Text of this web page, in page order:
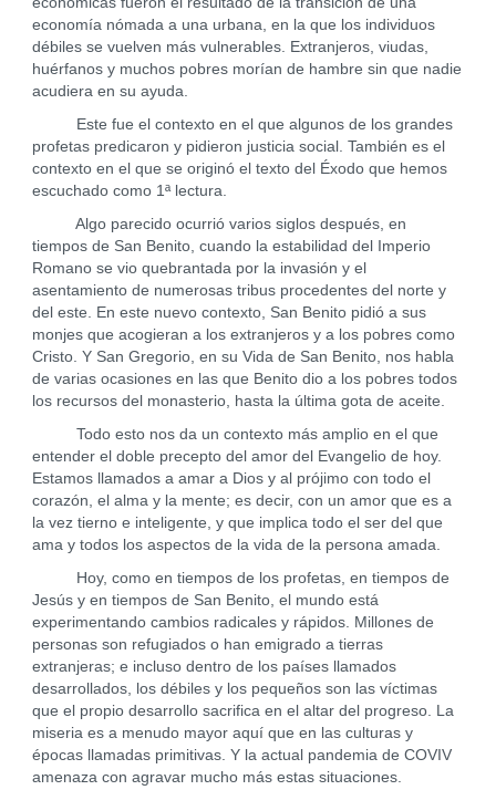
economía nómada a una urbana, en la que los individuos
débiles se vuelven más vulnerables. Extranjeros, viudas,
huérfanos y muchos pobres morían de hambre sin que nadie
acudiera en su ayuda.
Este fue el contexto en el que algunos de los grandes
profetas predicaron y pidieron justicia social. También es el
contexto en el que se originó el texto del Éxodo que hemos
escuchado como 1ª lectura.
Algo parecido ocurrió varios siglos después, en
tiempos de San Benito, cuando la estabilidad del Imperio
Romano se vio quebrantada por la invasión y el
asentamiento de numerosas tribus procedentes del norte y
del este. En este nuevo contexto, San Benito pidió a sus
monjes que acogieran a los extranjeros y a los pobres como
Cristo. Y San Gregorio, en su Vida de San Benito, nos habla
de varias ocasiones en las que Benito dio a los pobres todos
los recursos del monasterio, hasta la última gota de aceite.
Todo esto nos da un contexto más amplio en el que
entender el doble precepto del amor del Evangelio de hoy.
Estamos llamados a amar a Dios y al prójimo con todo el
corazón, el alma y la mente; es decir, con un amor que es a
la vez tierno e inteligente, y que implica todo el ser del que
ama y todos los aspectos de la vida de la persona amada.
Hoy, como en tiempos de los profetas, en tiempos de
Jesús y en tiempos de San Benito, el mundo está
experimentando cambios radicales y rápidos. Millones de
personas son refugiados o han emigrado a tierras
extranjeras; e incluso dentro de los países llamados
desarrollados, los débiles y los pequeños son las víctimas
que el propio desarrollo sacrifica en el altar del progreso. La
miseria es a menudo mayor aquí que en las culturas y
épocas llamadas primitivas. Y la actual pandemia de COVIV
amenaza con agravar mucho más estas situaciones.